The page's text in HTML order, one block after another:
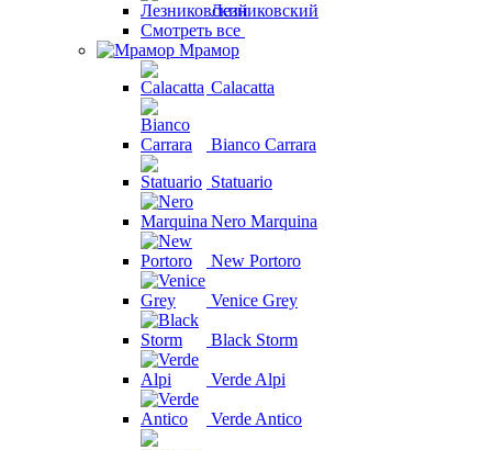
Лезниковский
Смотреть все
Мрамор
Calacatta
Bianco Carrara
Statuario
Nero Marquina
New Portoro
Venice Grey
Black Storm
Verde Alpi
Verde Antico